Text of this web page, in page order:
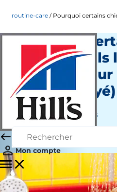
Mon compte
routine-care Pourquoi certains chiens détestent-
Pourquoi
détestent-ils
conseils
chien effrayé)
Soins du quotidien
Jean Marie Bauhaus
Juin 30, 2022